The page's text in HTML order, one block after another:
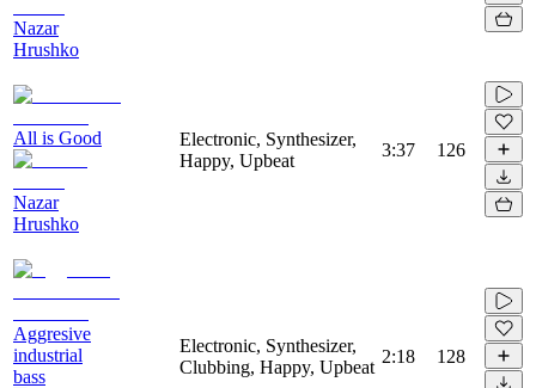
Nazar
Hrushko
All is Good
Nazar
Hrushko
Electronic, Synthesizer,
Happy, Upbeat
3:37 126
Aggresive
industrial
bass
Electronic, Synthesizer,
Clubbing, Happy, Upbeat
2:18 128